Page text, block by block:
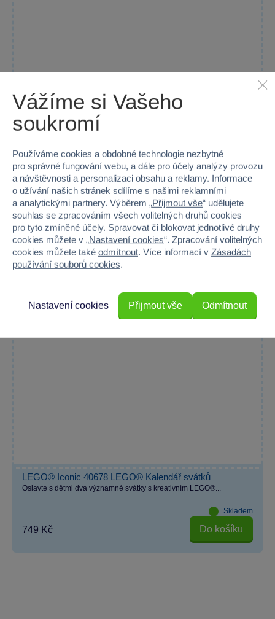
LEGO® Iconic 40814 Slůně na obloze
Stavebnice LEGO® Baby Elephant in the Sky nabízí úchvatnou...
Skladem
799 Kč Do košíku
LEGO® Iconic 40678 LEGO® Kalendář svátků
Oslavte s dětmi dva významné svátky s kreativním LEGO®...
Skladem
749 Kč Do košíku
Vážíme si Vašeho
soukromí
Používáme cookies a obdobné technologie nezbytné
pro správné fungování webu, a dále pro účely analýzy provozu
a návštěvnosti a personalizaci obsahu a reklamy. Informace
o užívání našich stránek sdílíme s našimi reklamními
a analytickými partnery. Výběrem „Přijmout vše“ udělujete
souhlas se zpracováním všech volitelných druhů cookies
pro tyto zmíněné účely. Spravovat či blokovat jednotlivé druhy
cookies můžete v „Nastavení cookies“. Zpracování volitelných
cookies můžete také odmítnout. Více informací v Zásadách
používání souborů cookies.
Odmítnout
Nastavení cookies Přijmout vše